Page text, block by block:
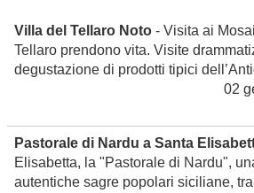
Villa del Tellaro Noto - Visita ai
Tellaro prendono vita. Visite
degustazione di prodotti tipici
02
Pastorale di Nardu a Santa
Elisabetta, la "Pastorale di Nardu",
autentiche sagre popolari siciliane,